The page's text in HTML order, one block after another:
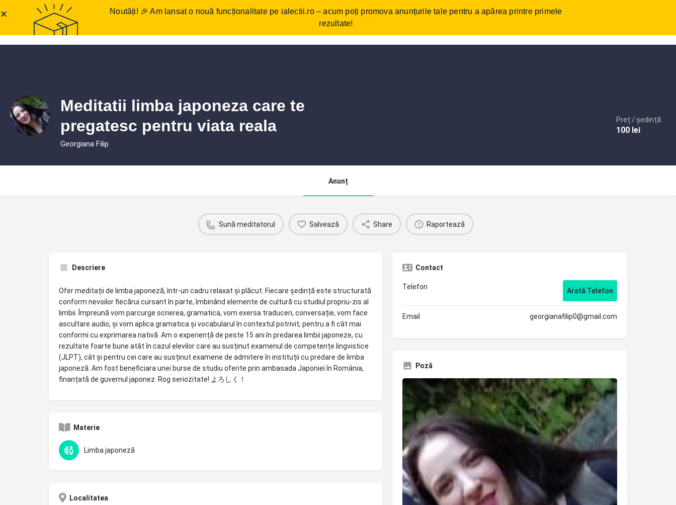
Cum funcționează?
Meditatii limba japoneza care te
pregatesc pentru viata reala
Georgiana Filip
Preț / ședință
100 lei
Anunț
Sună meditatorul Salvează Share Raportează
Descriere
Ofer meditații de limba japoneză, într-un cadru relaxat și plăcut. Fiecare ședință este structurată
conform nevoilor fiecărui cursant în parte, îmbinând elemente de cultură cu studiul propriu-zis al
limbii. Împreună vom parcurge scrierea, gramatica, vom exersa traduceri, conversație, vom face
ascultare audio, și vom aplica gramatica și vocabularul în contextul potrivit, pentru a fi cât mai
conformi cu exprimarea nativă. Am o experiență de peste 15 ani în predarea limbii japoneze, cu
rezultate foarte bune atât în cazul elevilor care au susținut examenul de competențe lingvistice
(JLPT), cât și pentru cei care au susținut examene de admitere în instituții cu predare de limba
japoneză. Am fost beneficiara unei burse de studiu oferite prin ambasada Japoniei în România,
finanțată de guvernul japonez. Rog seriozitate! よろしく！
Materie
Limba japoneză
Localitatea
Contact
Telefon Arată Telefon
Email georgianafilip0@gmail.com
Poză
Noutăți! 🎉 Am lansat o nouă funcționalitate pe ialectii.ro – acum poți promova anunțurile tale pentru a apărea printre primele
rezultate!